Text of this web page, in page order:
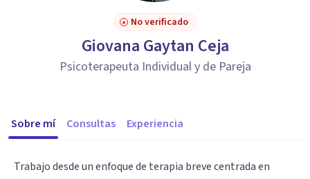
No verificado
Giovana Gaytan Ceja
Psicoterapeuta Individual y de Pareja
Sobre mí Consultas Experiencia
Trabajo desde un enfoque de terapia breve centrada en